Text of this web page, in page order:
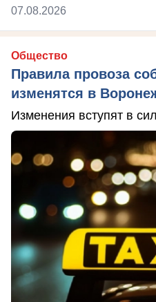
07.08.2026
Общество
Правила провоза
изменятся в
Изменения вступят в